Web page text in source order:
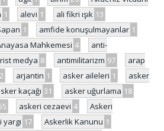
1 alevi 1 ali fikri ışık 13
1 amfide konuşulmayanlar 1
Mahkemesi 4
anti-
medya 8 antimilitarizm 97
arap
2 arjantin 1 asker aileleri 1
asker
kaçağı 31 asker uğurlama 18
askeri cezaevi 4
Askeri
17 Askerlik Kanunu 1